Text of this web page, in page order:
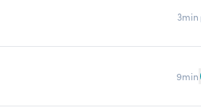
3min
9min